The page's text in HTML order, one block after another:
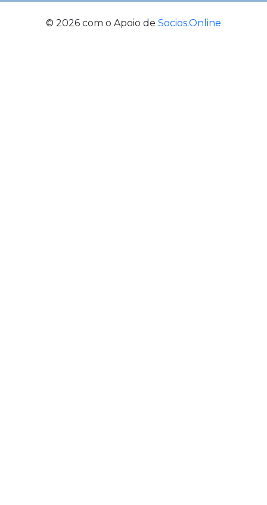
© 2026 com o Apoio de Socios.Online